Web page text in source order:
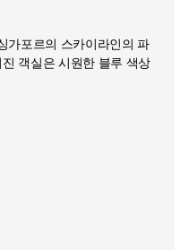
가포르의 스카이라인의 파
객실은 시원한 블루 색상